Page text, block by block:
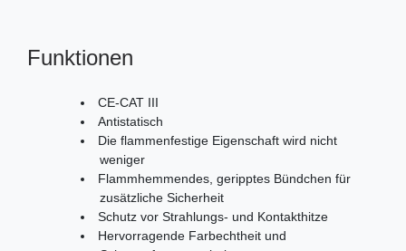
Funktionen
CE-CAT III
Antistatisch
Die flammenfestige Eigenschaft wird nicht
weniger
Flammhemmendes, geripptes Bündchen für
zusätzliche Sicherheit
Schutz vor Strahlungs- und Kontakthitze
Hervorragende Farbechtheit und